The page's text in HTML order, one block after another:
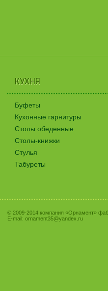
КУХНЯ
КУХНЯ
Буфеты
Кухонные гарнитуры
Столы обеденные
Столы-книжки
Стулья
Табуреты
© 2009-2014 компания «Орнамент»
E-mail: ornament35@yandex.ru